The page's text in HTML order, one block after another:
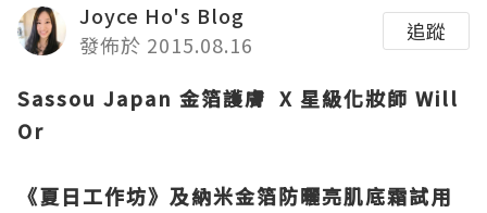
Joyce Ho's Blog
發佈於 2015.08.16
追蹤
Sassou Japan 金箔護膚 X 星級化妝師 Will
Or
《夏日工作坊》及納米金箔防曬亮肌底霜試用